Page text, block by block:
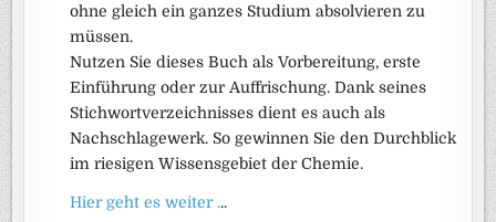
ohne gleich ein ganzes Studium absolvieren zu
müssen.
Nutzen Sie dieses Buch als Vorbereitung, erste
Einführung oder zur Auffrischung. Dank seines
Stichwortverzeichnisses dient es auch als
Nachschlagewerk. So gewinnen Sie den Durchblick
im riesigen Wissensgebiet der Chemie.
Hier geht es weiter ...